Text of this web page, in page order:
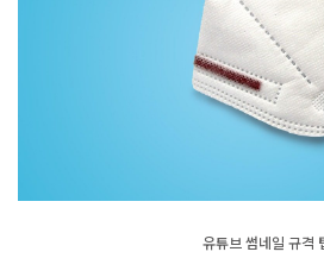
유튜브 썸네일 규격